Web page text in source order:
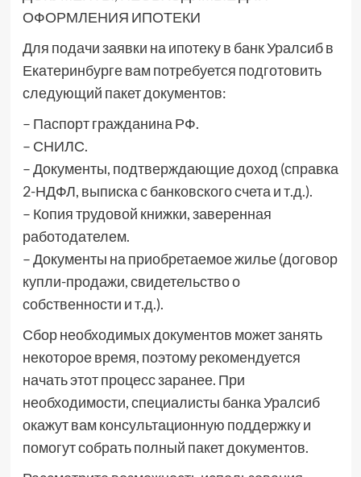
ОФОРМЛЕНИЯ ИПОТЕКИ
Для подачи заявки на ипотеку в банк Уралсиб в
Екатеринбурге вам потребуется подготовить
следующий пакет документов:
– Паспорт гражданина РФ.
– СНИЛС.
– Документы, подтверждающие доход (справка
2-НДФЛ, выписка с банковского счета и т.д.).
– Копия трудовой книжки, заверенная
работодателем.
– Документы на приобретаемое жилье (договор
купли-продажи, свидетельство о
собственности и т.д.).
Сбор необходимых документов может занять
некоторое время, поэтому рекомендуется
начать этот процесс заранее. При
необходимости, специалисты банка Уралсиб
окажут вам консультационную поддержку и
помогут собрать полный пакет документов.